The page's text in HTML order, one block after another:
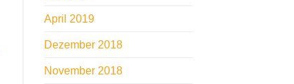
April 2019
Dezember 2018
November 2018